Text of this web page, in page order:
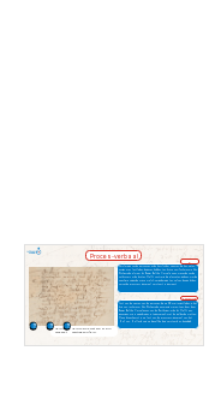
Verclaringe vande persoonen ende heurluijder naemen, die hen opten
xxviiien mey lestleden begeven hadden ten huijse van Jonkvrouwe Van
Alckemade, alwaer bij Reinier Balthe Cornelis zoon wesende vande
cathuysers orde buijten Delft contrarie die placcaten, gedaen worde
seeckere singende misse welck vergaderinge ten selven daege bijden
verseijde procureur generaal verstoort is geweest
Lijst van de namen van de personen die op 28 mei jongstleden in het
huis van jonkvrouw Van Alckemade aanwezig waren, toen daar door
Reinier Balthe Corneliszoon van de Karthuizer-orde bij Delft een
gezongen mis is opgedragen in tegenspraak met de geldende wetten.
Deze bijeenkomst is op last van de procureur-generaal van het
Hof van Holland nog op diezelfde dag verstoord en beëindigd.
<div>Wat hebben de
verdachten gedaan?</div>
transcripti
e
hertaling
Proces-verbaal
<div>Welke wet zou er zijn
overtreden?</div>